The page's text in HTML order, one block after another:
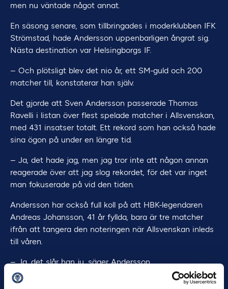
men nu väntade något annat.
En säsong senare, som tillbringades i moderklubben IFK
Strömstad, hade Andersson uppenbarligen ångrat sig.
Nästa destination var Helsingborgs IF.
– Och plötsligt blev det nio år, ett SM-guld och 200
matcher till, konstaterar han själv.
Det gjorde att Sven Andersson passerade Thomas
Ravelli i listan över flest spelade matcher i Allsvenskan,
med 431 insatser totalt. Ett rekord som han också hade
sina ögon på under en längre tid.
– Ja, det hade jag, men jag tror inte att någon annan
reagerade över att jag slog rekordet, för det var inget
man fokuserade på vid den tiden.
Andersson har också full koll på att HBK-legendaren
Andreas Johansson, 41 år fyllda, bara är tre matcher
ifrån att tangera den noteringen när Allsvenskan inleds
till våren.
– Ja, det slår han ju, säger Andersson.
Vad tänker du kring det då?